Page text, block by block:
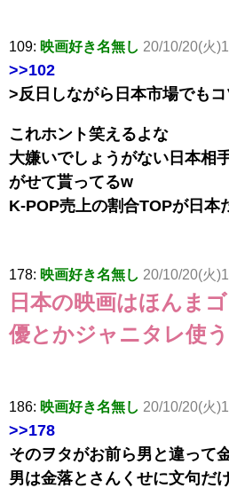
109: 映画好き名無し 20/10/20(火
>>102
>反日しながら日本市場でも
これホント笑えるよな
大嫌いでしょうがない日本相
がせて貰ってるw
K-POP売上の割合TOPが日本
178: 映画好き名無し 20/10/20(火
日本の映画はほんま
優とかジャニタレ使
186: 映画好き名無し 20/10/20(火
>>178
そのヲタがお前ら男と違って
男は金落とさんくせに文句だ